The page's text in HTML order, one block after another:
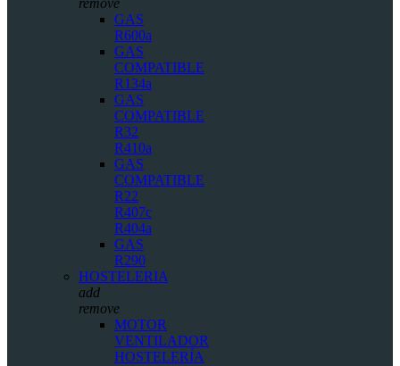
remove
GAS
R600a
GAS
COMPATIBLE
R134a
GAS
COMPATIBLE
R32
R410a
GAS
COMPATIBLE
R22
R407c
R404a
GAS
R290
HOSTELERIA
add
remove
MOTOR
VENTILADOR
HOSTELERÍA